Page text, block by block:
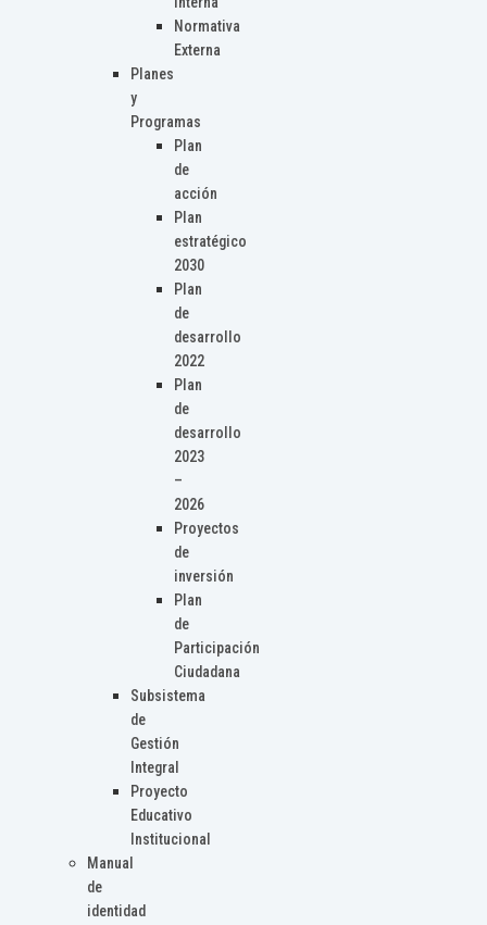
Normativa
Externa
Planes
y
Programas
Plan
de
acción
Plan
estratégico
2030
Plan
de
desarrollo
2022
Plan
de
desarrollo
2023
–
2026
Proyectos
de
inversión
Plan
de
Participación
Ciudadana
Subsistema
de
Gestión
Integral
Proyecto
Educativo
Institucional
Manual
de
identidad